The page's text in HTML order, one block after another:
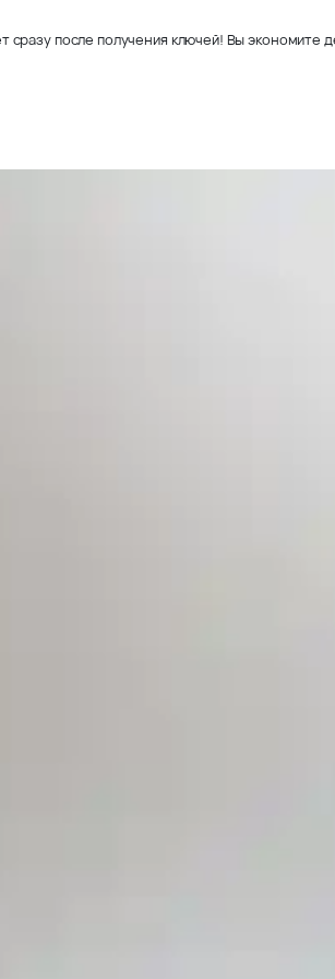
после получения ключей! Вы экономите